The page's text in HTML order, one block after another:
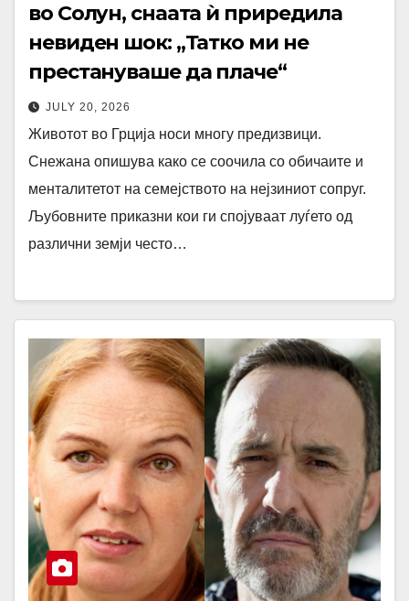
во Солун, снаата ѝ приредила
невиден шок: „Татко ми не
престануваше да плаче“
JULY 20, 2026
Животот во Грција носи многу предизвици.
Снежана опишува како се соочила со обичаите и
менталитетот на семејството на нејзиниот сопруг.
Љубовните приказни кои ги спојуваат луѓето од
различни земји често…